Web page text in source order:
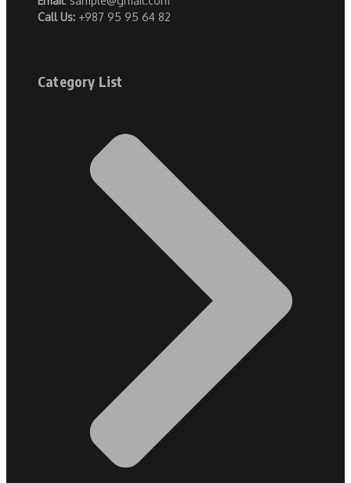
Call Us: +987 95 95 64 82
Category List